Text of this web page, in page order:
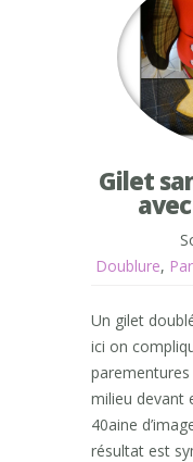
Gilet
Doublure,
Un gilet
ici on
milieu devant
40aine
résultat est